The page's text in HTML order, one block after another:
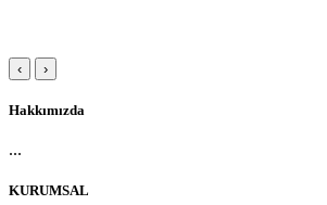
‹ ›
Hakkımızda
...
KURUMSAL